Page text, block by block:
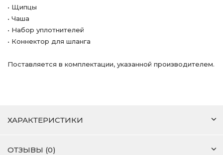
• Щипцы
• Чаша
• Набор уплотнителей
• Коннектор для шланга
Поставляется в комплектации, указанной производителем.
ХАРАКТЕРИСТИКИ
ОТЗЫВЫ (0)